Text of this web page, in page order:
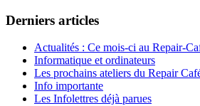
Derniers articles
Actualités : Ce mois-ci au Repair-
Informatique et ordinateurs
Les prochains ateliers du Repair
Info importante
Les Infolettres déjà parues